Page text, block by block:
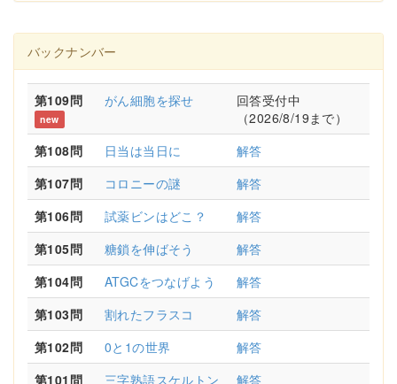
バックナンバー
第109問
new
がん細胞を探せ
回答受付中
（2026/8/19まで）
第108問
日当は当日に
解答
第107問
コロニーの謎
解答
第106問
試薬ビンはどこ？
解答
第105問
糖鎖を伸ばそう
解答
第104問
ATGCをつなげよう
解答
第103問
割れたフラスコ
解答
第102問
0と1の世界
解答
第101問
三字熟語スケルトン
解答